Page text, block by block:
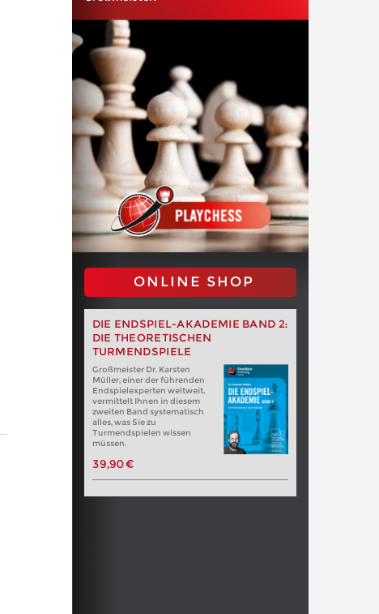
ONLINE SHOP
DIE ENDSPIEL-AKADEMIE BAND 2:
DIE THEORETISCHEN
TURMENDSPIELE
Großmeister Dr. Karsten
Müller, einer der führenden
Endspielexperten weltweit,
vermittelt Ihnen in diesem
zweiten Band systematisch
alles, was Sie zu
Turmendspielen wissen
müssen.
39,90 €